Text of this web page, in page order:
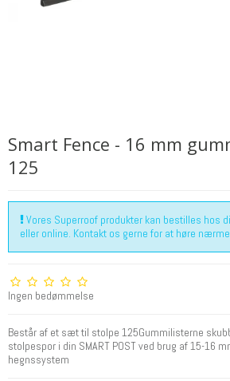
Smart Fence - 16 mm
125
Vores Superroof produkter kan bestilles hos
eller online. Kontakt os gerne for at høre
Ingen bedømmelse
Består af et sæt til stolpe 125Gummilisterne
stolpespor i din SMART POST ved brug af 15-16
hegnssystem